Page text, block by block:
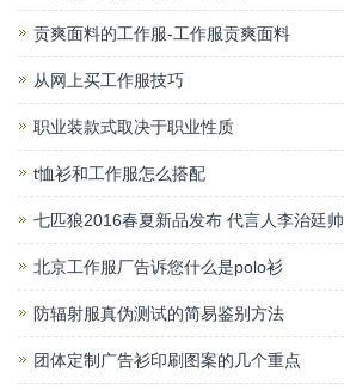
贡爽面料的工作服-工作服贡爽面料
从网上买工作服技巧
职业装款式取决于职业性质
t恤衫和工作服怎么搭配
七匹狼2016春夏新品发布 代言人李治廷帅
气亮相
北京工作服厂告诉您什么是polo衫
防辐射服真伪测试的简易鉴别方法
团体定制广告衫印刷图案的几个重点